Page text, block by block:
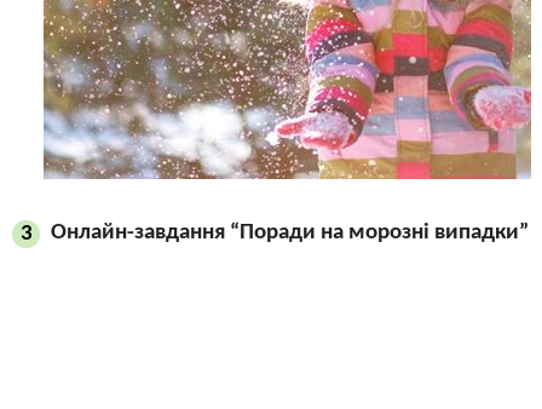
3 Онлайн-завдання “Поради на морозні випадки”